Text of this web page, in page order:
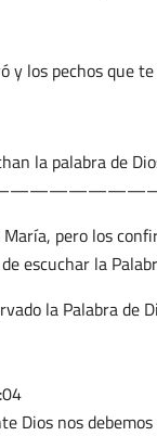
y los pechos que
la palabra de
pero los
escuchar la
la Palabra de
Dios nos